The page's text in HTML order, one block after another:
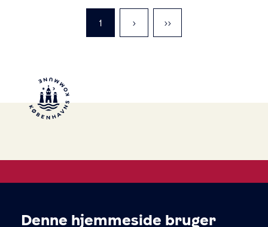
Denne hjemmeside bruger
Nuværende
1 Gå
› Gå
››